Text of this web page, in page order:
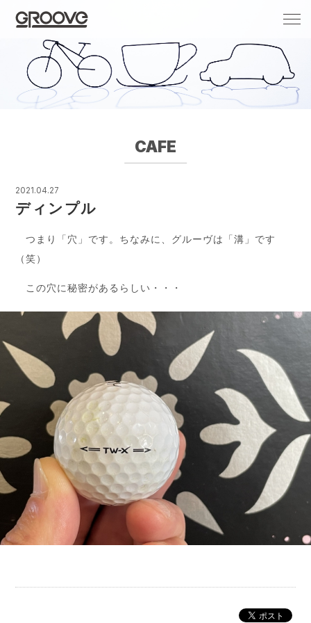
Groove 自転車 カフェ 輸入車・国産車のチ
ューニング/販売
CAFE
2021.04.27
ディンプル
つまり「穴」です。ちなみに、グルーヴは「溝」です
（笑）
この穴に秘密があるらしい・・・